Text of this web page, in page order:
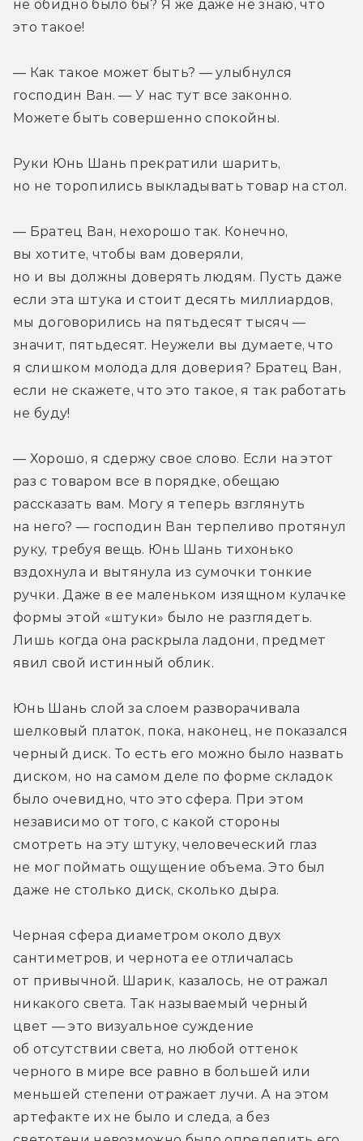
не обидно было бы? Я же даже не знаю, что
это такое!
— Как такое может быть? — улыбнулся
господин Ван. — У нас тут все законно.
Можете быть совершенно спокойны.
Руки Юнь Шань прекратили шарить,
но не торопились выкладывать товар на стол.
— Братец Ван, нехорошо так. Конечно,
вы хотите, чтобы вам доверяли,
но и вы должны доверять людям. Пусть даже
если эта штука и стоит десять миллиардов,
мы договорились на пятьдесят тысяч —
значит, пятьдесят. Неужели вы думаете, что
я слишком молода для доверия? Братец Ван,
если не скажете, что это такое, я так работать
не буду!
— Хорошо, я сдержу свое слово. Если на этот
раз с товаром все в порядке, обещаю
рассказать вам. Могу я теперь взглянуть
на него? — господин Ван терпеливо протянул
руку, требуя вещь. Юнь Шань тихонько
вздохнула и вытянула из сумочки тонкие
ручки. Даже в ее маленьком изящном кулачке
формы этой «штуки» было не разглядеть.
Лишь когда она раскрыла ладони, предмет
явил свой истинный облик.
Юнь Шань слой за слоем разворачивала
шелковый платок, пока, наконец, не показался
черный диск. То есть его можно было назвать
диском, но на самом деле по форме складок
было очевидно, что это сфера. При этом
независимо от того, с какой стороны
смотреть на эту штуку, человеческий глаз
не мог поймать ощущение объема. Это был
даже не столько диск, сколько дыра.
Черная сфера диаметром около двух
сантиметров, и чернота ее отличалась
от привычной. Шарик, казалось, не отражал
никакого света. Так называемый черный
цвет — это визуальное суждение
об отсутствии света, но любой оттенок
черного в мире все равно в большей или
меньшей степени отражает лучи. А на этом
артефакте их не было и следа, а без